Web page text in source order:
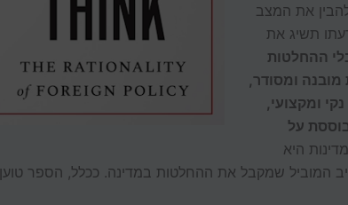
להבין את המצב
תשיג את
ההחלטות
ומסודר,
ומקצועי,
על
היא
המוביל שמקבל את ההחלטות במדינה. ככלל, הספר טוען